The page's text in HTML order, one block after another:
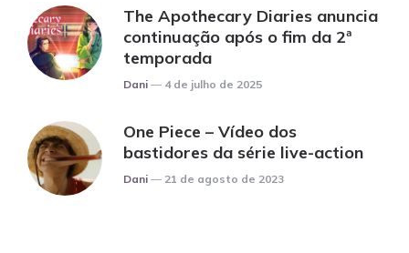
The Apothecary Diaries anuncia
continuação após o fim da 2ª
temporada
Posted
Dani 4 de julho de 2025
One Piece – Vídeo dos
bastidores da série live-action
Posted
Dani 21 de agosto de 2023